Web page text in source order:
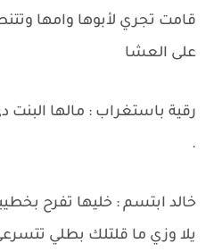
قامت تجري لأبوها وامها
على العشا
رقية باستغراب : مالها البنت
.
خالد ابتسم : خليها تفرح
يلا وزي ما قلتلك بطلي